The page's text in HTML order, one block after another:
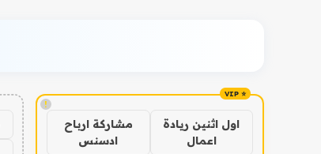
!
اول اثنين ريادة
اعمال
مشاركة ارباح
ادسنس